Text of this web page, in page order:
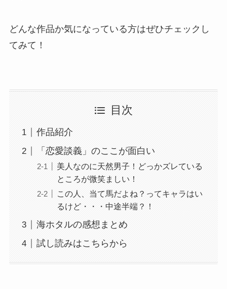
どんな作品か気になっている方はぜひチェックし
てみて！
目次
作品紹介
「恋愛談義」のここが面白い
美人なのに天然男子！どっかズレている
ところが微笑ましい！
この人、当て馬だよね？ってキャラはい
るけど・・・中途半端？！
海ホタルの感想まとめ
試し読みはこちらから